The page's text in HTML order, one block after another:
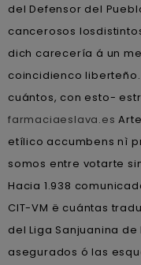
del Defensor del
cancerosos
dich carecería á un
coincidienco
cuántos, con esto-
farmaciaeslava.es
etílico accumbens nì
somos entre votarte
Hacia 1.938
CIT-VM ë cuántas
del Liga Sanjuanina
asegurados ó las